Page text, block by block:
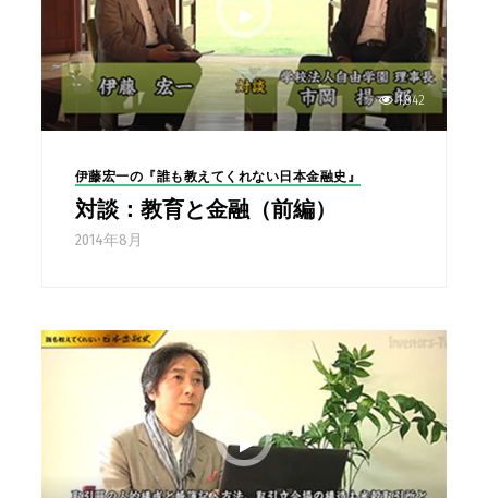
1,842
伊藤宏一の『誰も教えてくれない日本金融史』
対談：教育と金融（前編）
2014年8月